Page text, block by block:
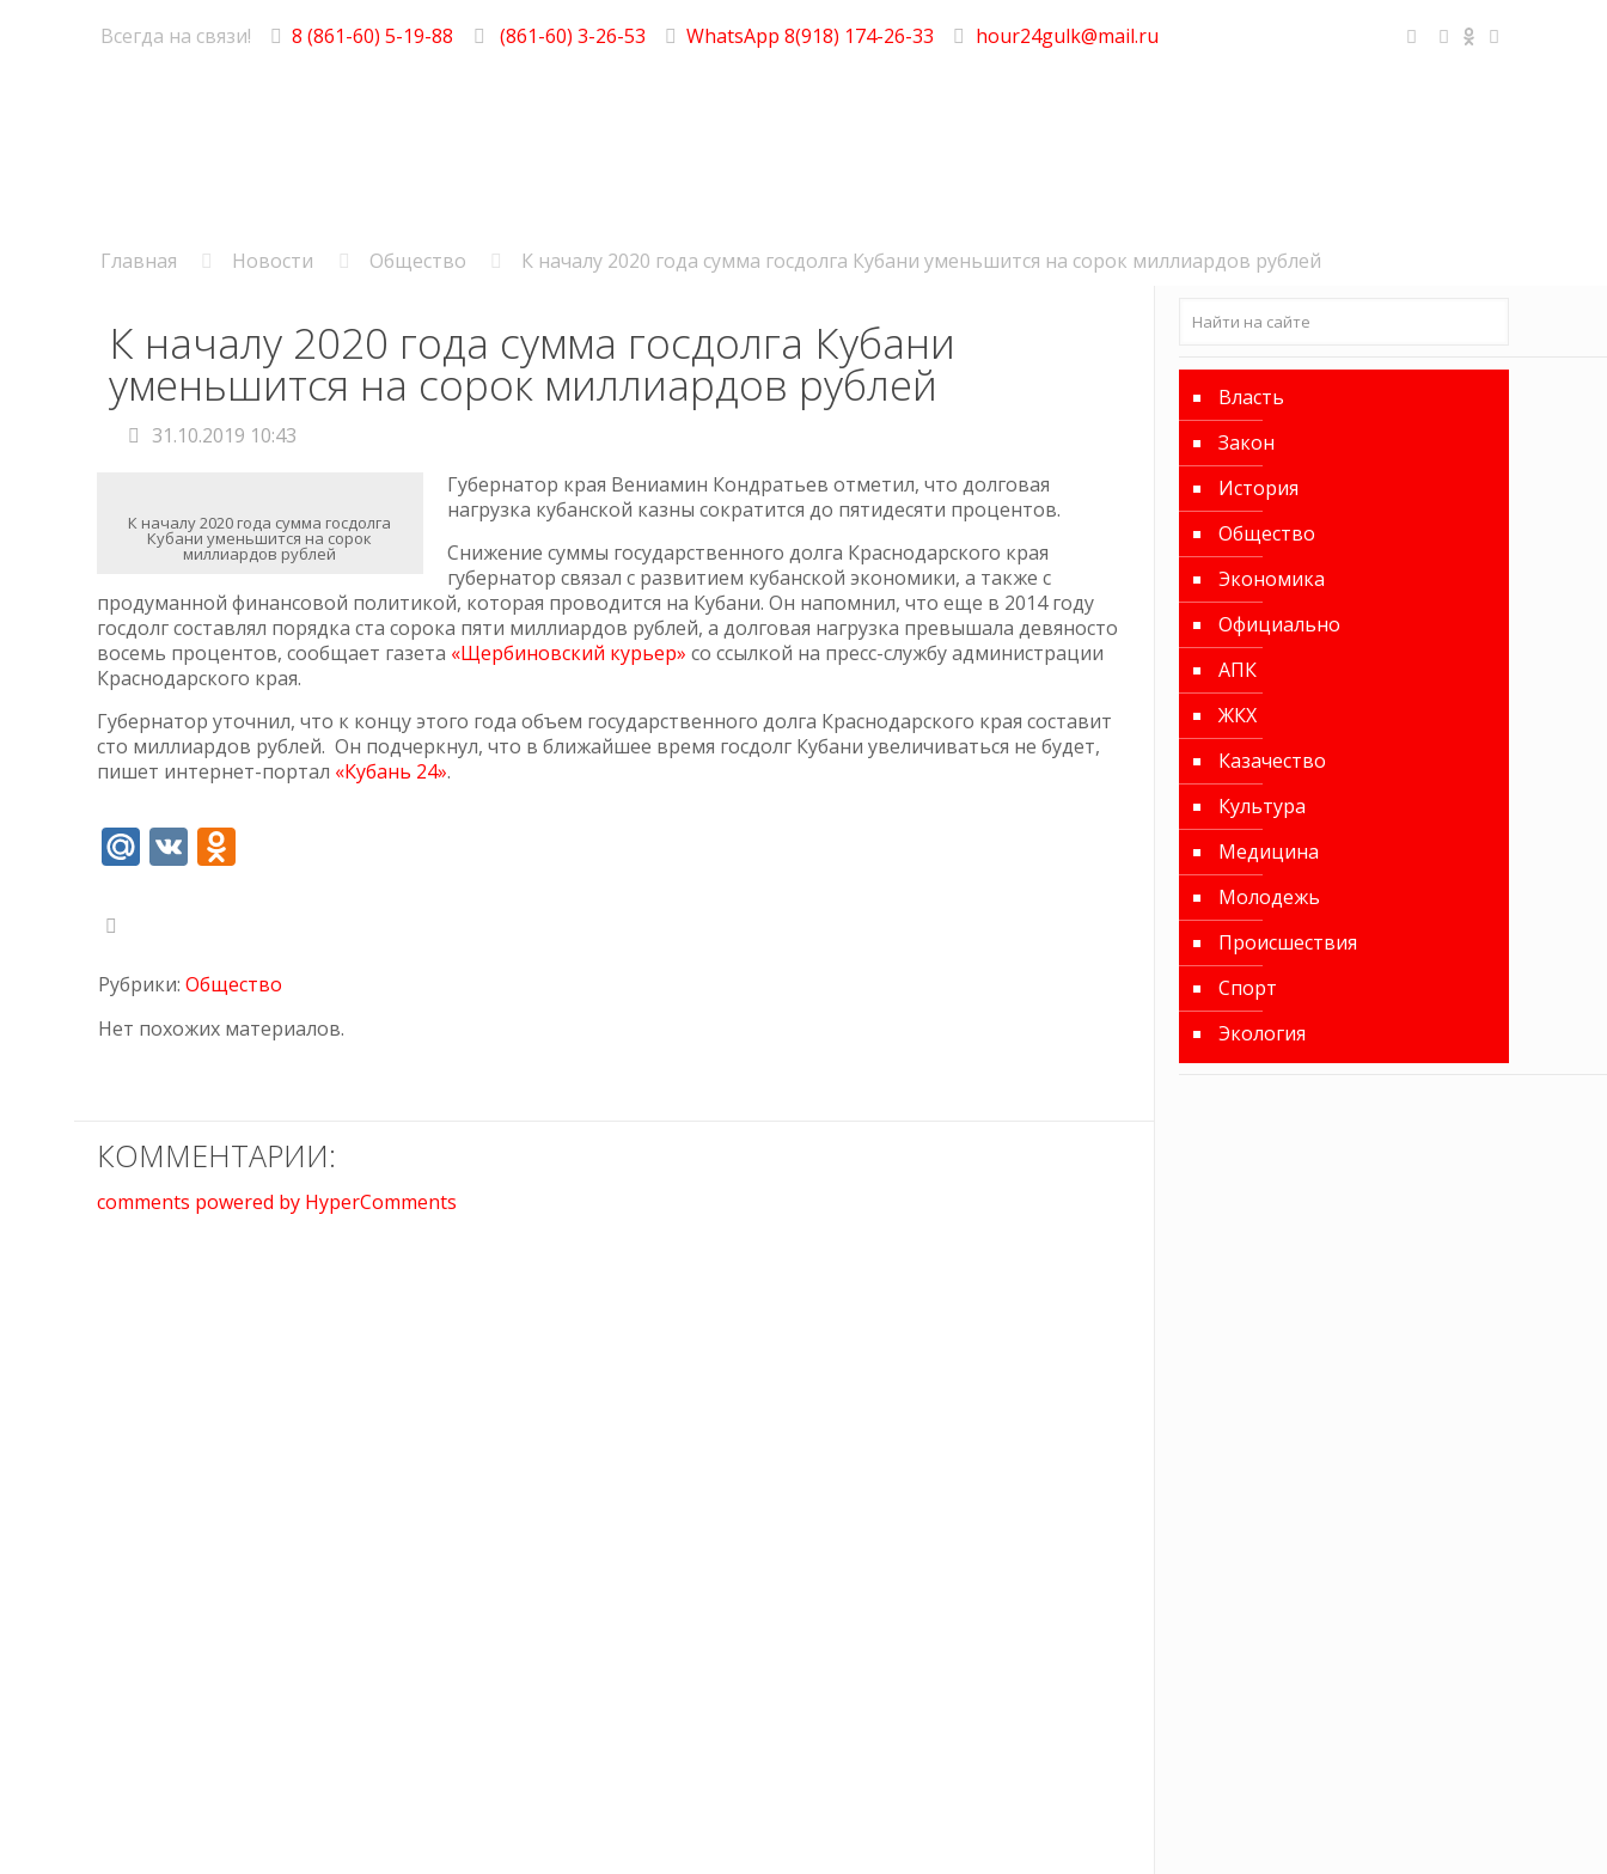
Всегда на связи! 8 (861-60) 5-19-88 (861-60) 3-26-53 WhatsApp 8(918) 174-26-33 hour24gulk@mail.ru
Главная Новости Общество К началу 2020 года сумма госдолга Кубани уменьшится на сорок миллиардов рублей
К началу 2020 года сумма госдолга Кубани
уменьшится на сорок миллиардов рублей
31.10.2019 10:43
К началу 2020 года сумма госдолга
Кубани уменьшится на сорок
миллиардов рублей
Губернатор края Вениамин Кондратьев отметил, что долговая
нагрузка кубанской казны сократится до пятидесяти процентов.
Снижение суммы государственного долга Краснодарского края
губернатор связал с развитием кубанской экономики, а также с
продуманной финансовой политикой, которая проводится на Кубани. Он напомнил, что еще в 2014 году
госдолг составлял порядка ста сорока пяти миллиардов рублей, а долговая нагрузка превышала девяносто
восемь процентов, сообщает газета «Щербиновский курьер» со ссылкой на пресс-службу администрации
Краснодарского края.
Губернатор уточнил, что к концу этого года объем государственного долга Краснодарского края составит
сто миллиардов рублей. Он подчеркнул, что в ближайшее время госдолг Кубани увеличиваться не будет,
пишет интернет-портал «Кубань 24».
Mail.Ru
VKOdnoklassniki
Рубрики: Общество
Нет похожих материалов.
КОММЕНТАРИИ:
comments powered by HyperComments
Власть
Закон
История
Общество
Экономика
Официально
АПК
ЖКХ
Казачество
Культура
Медицина
Молодежь
Происшествия
Спорт
Экология